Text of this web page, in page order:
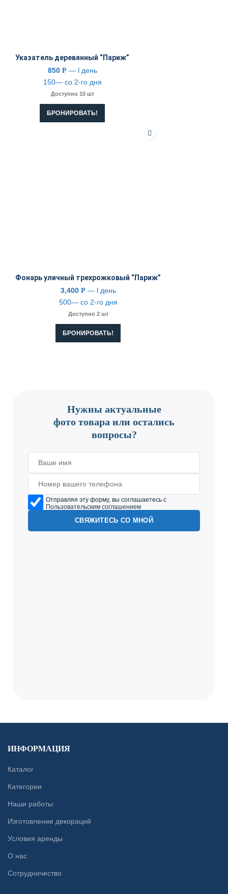
Указатель деревянный “Париж”
850 Р — l день
150— со 2-го дня
Доступно 10 шт
БРОНИРОВАТЬ!
Фонарь уличный трехрожковый “Париж”
3,400 Р — l день
500— со 2-го дня
Доступно 2 шт
БРОНИРОВАТЬ!
Нужны актуальные
фото товара или остались
вопросы?
Отправляя эту форму, вы соглашаетесь с
Пользовательским соглашением
ИНФОРМАЦИЯ
Каталог
Категории
Наши работы
Изготовление декораций
Условия аренды
О нас
Сотрудничество